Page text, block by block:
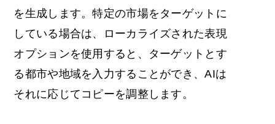
を生成します。特定の市場をターゲットに
している場合は、ローカライズされた表現
オプションを使用すると、ターゲットとす
る都市や地域を入力することができ、AIは
それに応じてコピーを調整します。